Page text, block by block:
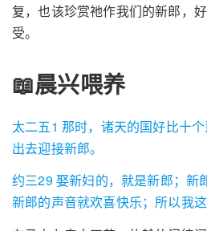
复，也该珍赏祂作我们的新郎，
受。
📖晨兴喂养
太二五1 那时，诸天的国好比十个
出去迎接新郎。
约三29 娶新妇的，就是新郎；新
新郎的声音就欢喜快乐；所以我这